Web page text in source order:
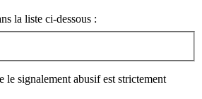
la liste ci-dessous :
le signalement abusif est strictement